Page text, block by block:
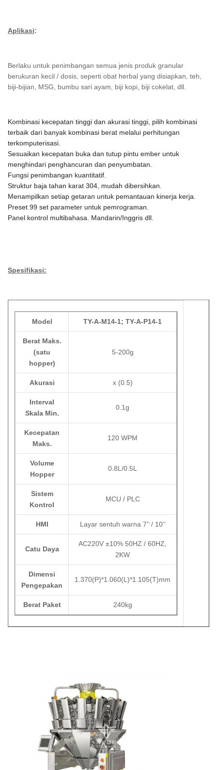
Aplikasi:
Berlaku untuk penimbangan semua jenis produk granular
berukuran kecil / dosis, seperti obat herbal yang disiapkan, teh,
biji-bijian, MSG, bumbu sari ayam, biji kopi, biji cokelat, dll.
Kombinasi kecepatan tinggi dan akurasi tinggi, pilih kombinasi
terbaik dari banyak kombinasi berat melalui perhitungan
terkomputerisasi.
Sesuaikan kecepatan buka dan tutup pintu ember untuk
menghindari penghancuran dan penyumbatan.
Fungsi penimbangan kuantitatif.
Struktur baja tahan karat 304, mudah dibersihkan.
Menampilkan setiap getaran untuk pemantauan kinerja kerja.
Preset 99 set parameter untuk pemrograman.
Panel kontrol multibahasa. Mandarin/Inggris dll.
Spesifikasi:
Model TY-A-M14-1; TY-A-P14-1
Berat Maks.
(satu
hopper)
5-200g
Akurasi x (0.5)
Interval
Skala Min.
0.1g
Kecepatan
Maks.
120 WPM
Volume
Hopper
0.8L/0.5L
Sistem
Kontrol
MCU / PLC
HMI Layar sentuh warna 7’’ / 10’’
Catu Daya
AC220V ±10% 50HZ / 60HZ,
2KW
Dimensi
Pengepakan
1.370(P)*1.060(L)*1.105(T)mm
Berat Paket 240kg